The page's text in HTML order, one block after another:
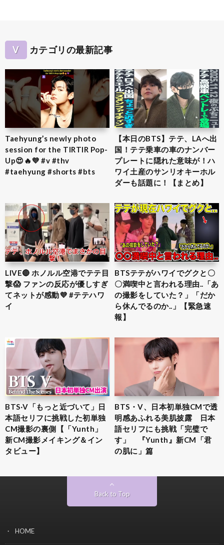
V カテゴリの最新記事
Taehyung’s newly photo
session for the TIRTIR Pop-
Up😍🔥💜 #v #thv
#taehyung #shorts #bts
【本日のBTS】テテ、LAへ出
国！テテ乗車の車のナンバー
プレートに隠れた意味が！ハ
ワイ土産のサンリオキーホル
ダーも話題に！【まとめ】
LIVE🔴 ホノルル空港でテテ目
撃😱 ファンの反応が優しすぎ
てネットが感動💜 #テテハワ
イ
BTSテテがハワイでグクと〇
〇満喫中と言われる理由..「あ
の撮影をしていた？」「だか
ら休んでるのか..」【緊急速
報】
BTS‧V「もっと近づいて」日
本語セリフに挑戦した初単独
CM撮影の裏側【「Yunth」
新CM撮影メイキング＆イン
タビュー】
BTS・V、日本初単独CMで透
明感あふれる美肌披露 日本
語セリフにも挑戦「完璧で
す」 『Yunth』新CM「君
の肌に」篇
Back to Top
HOME